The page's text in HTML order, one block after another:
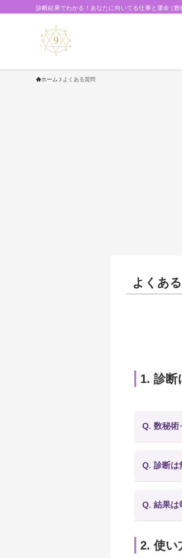
診断結果でわかる！あなたに向いてる仕事と運命 |
ホーム よくある質問
よくあ
1. 診断
Q. 数秘術
Q. 診断は
Q. 結果は
2. 使い